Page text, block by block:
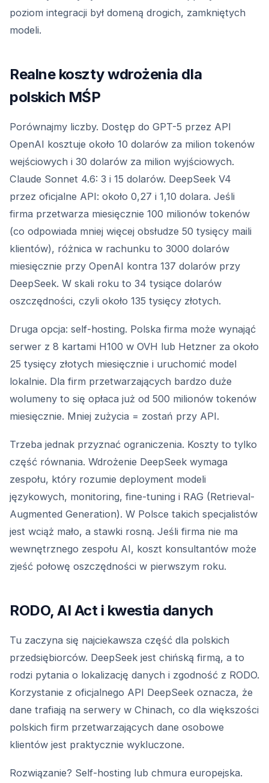
poziom integracji był domeną drogich, zamkniętych
modeli.
Realne koszty wdrożenia dla
polskich MŚP
Porównajmy liczby. Dostęp do GPT-5 przez API
OpenAI kosztuje około 10 dolarów za milion tokenów
wejściowych i 30 dolarów za milion wyjściowych.
Claude Sonnet 4.6: 3 i 15 dolarów. DeepSeek V4
przez oficjalne API: około 0,27 i 1,10 dolara. Jeśli
firma przetwarza miesięcznie 100 milionów tokenów
(co odpowiada mniej więcej obsłudze 50 tysięcy maili
klientów), różnica w rachunku to 3000 dolarów
miesięcznie przy OpenAI kontra 137 dolarów przy
DeepSeek. W skali roku to 34 tysiące dolarów
oszczędności, czyli około 135 tysięcy złotych.
Druga opcja: self-hosting. Polska firma może wynająć
serwer z 8 kartami H100 w OVH lub Hetzner za około
25 tysięcy złotych miesięcznie i uruchomić model
lokalnie. Dla firm przetwarzających bardzo duże
wolumeny to się opłaca już od 500 milionów tokenów
miesięcznie. Mniej zużycia = zostań przy API.
Trzeba jednak przyznać ograniczenia. Koszty to tylko
część równania. Wdrożenie DeepSeek wymaga
zespołu, który rozumie deployment modeli
językowych, monitoring, fine-tuning i RAG (Retrieval-
Augmented Generation). W Polsce takich specjalistów
jest wciąż mało, a stawki rosną. Jeśli firma nie ma
wewnętrznego zespołu AI, koszt konsultantów może
zjeść połowę oszczędności w pierwszym roku.
RODO, AI Act i kwestia danych
Tu zaczyna się najciekawsza część dla polskich
przedsiębiorców. DeepSeek jest chińską firmą, a to
rodzi pytania o lokalizację danych i zgodność z RODO.
Korzystanie z oficjalnego API DeepSeek oznacza, że
dane trafiają na serwery w Chinach, co dla większości
polskich firm przetwarzających dane osobowe
klientów jest praktycznie wykluczone.
Rozwiązanie? Self-hosting lub chmura europejska.